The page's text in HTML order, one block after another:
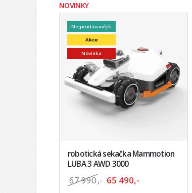
NOVINKY
Nejprodávanější
Akce
Novinka
robotická sekačka Mammotion
LUBA 3 AWD 3000
67 990,- 65 490,-